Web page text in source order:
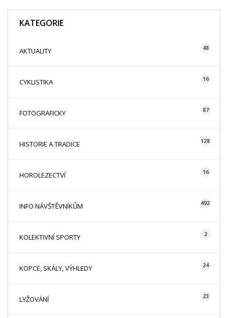
KATEGORIE
AKTUALITY 48
CYKLISTIKA 16
FOTOGRAFICKY 87
HISTORIE A TRADICE 128
HOROLEZECTVÍ 16
INFO NÁVŠTĚVNÍKŮM 492
KOLEKTIVNÍ SPORTY 2
KOPCE, SKÁLY, VÝHLEDY 24
LYŽOVÁNÍ 23